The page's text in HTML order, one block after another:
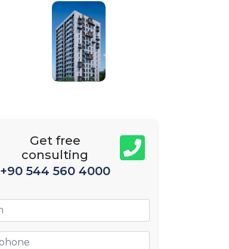
Get free
consulting
+90 544 560 4000